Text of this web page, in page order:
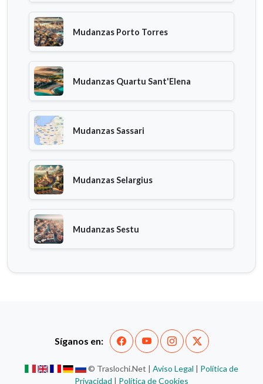
Mudanzas Porto Torres
Mudanzas Quartu Sant'Elena
Mudanzas Sassari
Mudanzas Selargius
Mudanzas Sestu
Síganos en:
© Traslochi.Net |Aviso Legal | Política de
Privacidad | Política de Cookies